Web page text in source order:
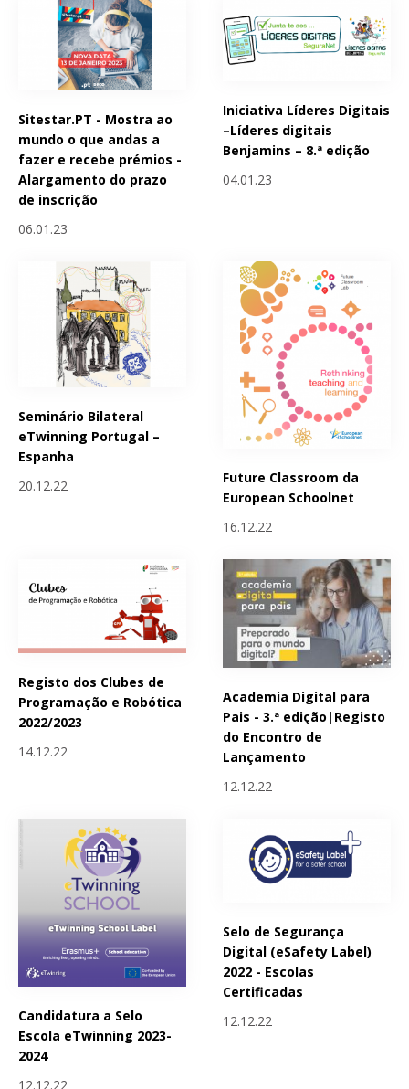
Sitestar.PT - Mostra ao
mundo o que andas a
fazer e recebe prémios -
Alargamento do prazo
de inscrição
06.01.23
Iniciativa Líderes Digitais
–Líderes digitais
Benjamins – 8.ª edição
04.01.23
Seminário Bilateral
eTwinning Portugal –
Espanha
20.12.22
Future Classroom da
European Schoolnet
16.12.22
Registo dos Clubes de
Programação e Robótica
2022/2023
14.12.22
Academia Digital para
Pais - 3.ª edição|Registo
do Encontro de
Lançamento
12.12.22
Candidatura a Selo
Escola eTwinning 2023-
2024
12.12.22
Selo de Segurança
Digital (eSafety Label)
2022 - Escolas
Certificadas
12.12.22